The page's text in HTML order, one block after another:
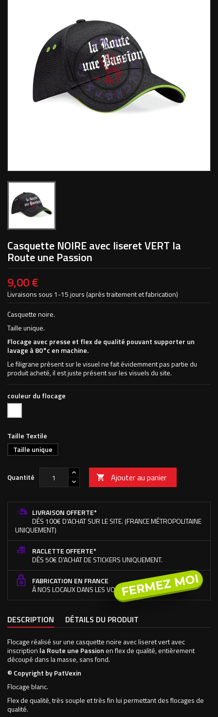
Casquette NOIRE avec liseret VERT la
Route une Passion
9,00 €
Livraisons sous 1-15 jours (après traitement et fabrication)
Casquette noire.
Taille unique.
Flocage avec presse et flex de qualité pouvant supporter un
lavage à 80°c en machine.
Le filigrane présent sur le visuel ne fait évidemment pas partie du
produit acheté, il est juste présent sur les visuels du site.
couleur du flocage
Taille Textile
Taille unique
Quantité  Ajouter au panier
LIVRAISON OFFERTE*
DÉS 100€ D'ACHAT SUR LE SITE. (FRANCE MÉTROPOLITAINE
UNIQUEMENT)
RACLETTE OFFERTE*
DÉS 50€ D'ACHAT DE STICKERS UNIQUEMENT.
FABRICATION EN FRANCE
À NOS LOCAUX DANS LES VOSGES.
DESCRIPTION DÉTAILS DU PRODUIT
Flocage réalisé sur une casquette noire avec liseret vert avec
inscription la Route une Passion en flex de qualité, entièrement
découpé dans la masse, sans fond.
© Copyright by PatVexin
Flocage blanc.
Flex de qualité, très souple et très fin lui permettant des flocages de
qualité.
FERMEZ MOI